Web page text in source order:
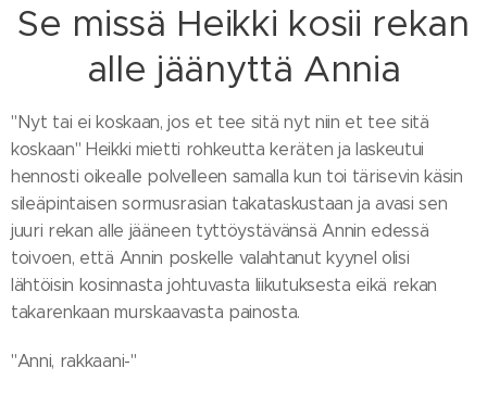
Se missä Heikki kosii rekan
alle jäänyttä Annia
"Nyt tai ei koskaan, jos et tee sitä nyt niin et tee sitä
koskaan" Heikki mietti rohkeutta keräten ja laskeutui
hennosti oikealle polvelleen samalla kun toi tärisevin käsin
sileäpintaisen sormusrasian takataskustaan ja avasi sen
juuri rekan alle jääneen tyttöystävänsä Annin edessä
toivoen, että Annin poskelle valahtanut kyynel olisi
lähtöisin kosinnasta johtuvasta liikutuksesta eikä rekan
takarenkaan murskaavasta painosta.
"Anni, rakkaani-"